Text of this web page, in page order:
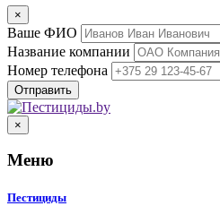
×
Ваше ФИО
Название компании
Номер телефона
×
Меню
Пестициды